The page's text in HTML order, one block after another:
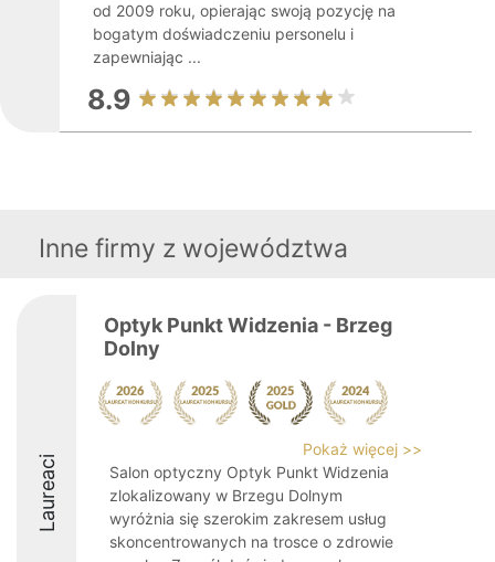
od 2009 roku, opierając swoją pozycję na
bogatym doświadczeniu personelu i
zapewniając ...
8.9
Inne firmy z województwa
Laureaci
Optyk Punkt Widzenia - Brzeg
Dolny
Pokaż więcej >>
Salon optyczny Optyk Punkt Widzenia
zlokalizowany w Brzegu Dolnym
wyróżnia się szerokim zakresem usług
skoncentrowanych na trosce o zdrowie